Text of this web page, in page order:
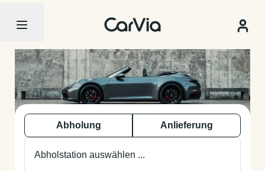
Abholung Anlieferung
Abholstation auswählen ...